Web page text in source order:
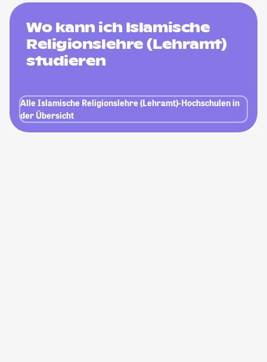
Wo kann ich Islamische
Religionslehre (Lehramt)
studieren
Alle Islamische Religionslehre (Lehramt)-Hochschulen in
der Übersicht